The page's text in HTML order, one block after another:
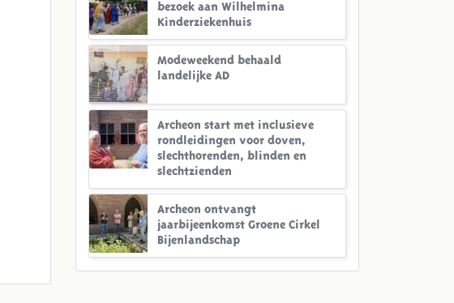
bezoek aan Wilhelmina
Kinderziekenhuis
Modeweekend behaald
landelijke AD
Archeon start met inclusieve
rondleidingen voor doven,
slechthorenden, blinden en
slechtzienden
Archeon ontvangt
jaarbijeenkomst Groene Cirkel
Bijenlandschap